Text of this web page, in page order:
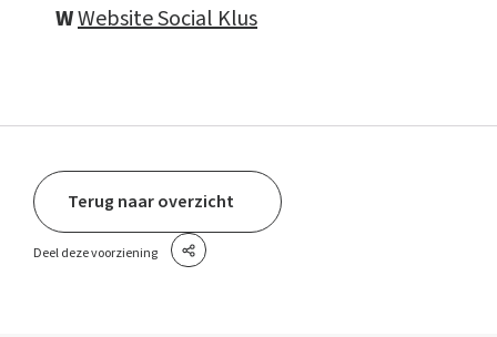
WWebsite Social Klus
Terug naar overzicht
Deel deze voorziening